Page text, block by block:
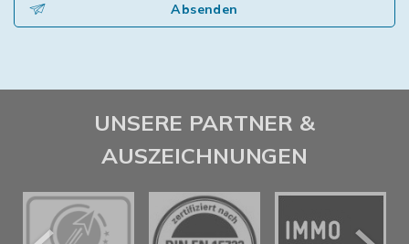
Absenden
UNSERE PARTNER &
AUSZEICHNUNGEN